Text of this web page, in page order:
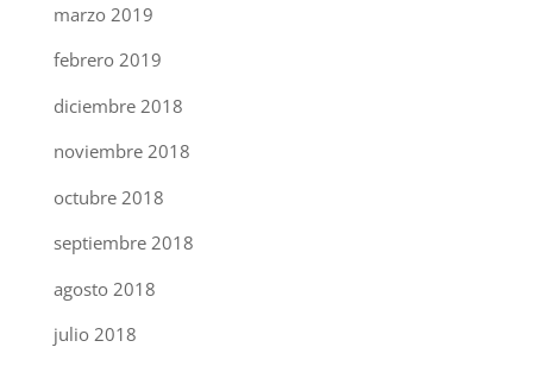
marzo 2019
febrero 2019
diciembre 2018
noviembre 2018
octubre 2018
septiembre 2018
agosto 2018
julio 2018